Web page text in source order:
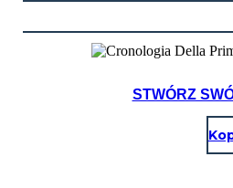
STWÓRZ